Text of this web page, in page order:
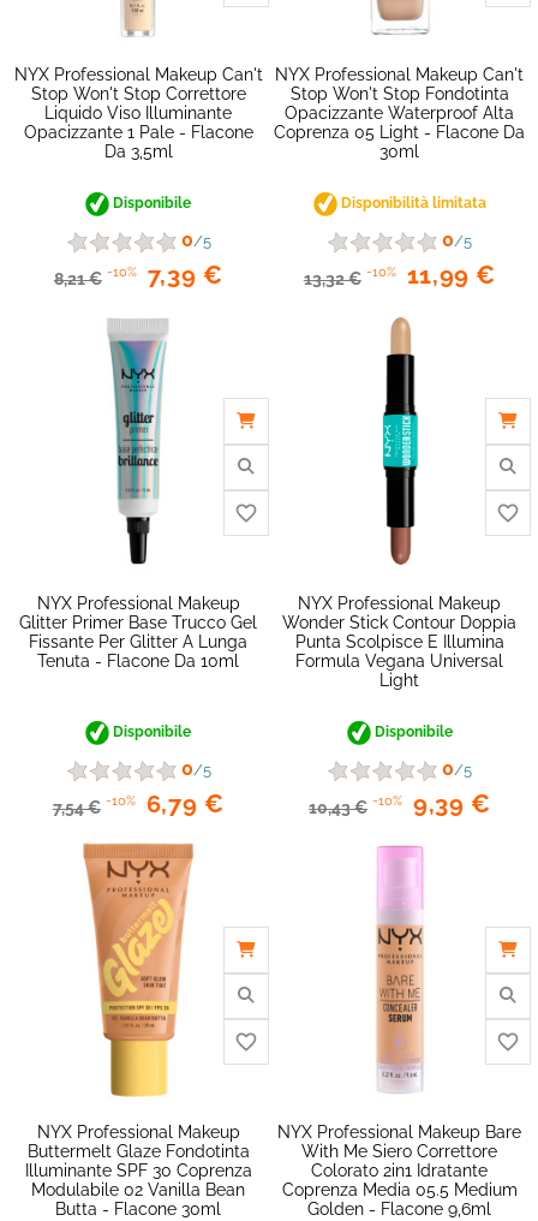
NYX Professional Makeup Can't
Stop Won't Stop Correttore
Liquido Viso Illuminante
Opacizzante 1 Pale - Flacone
Da 3,5ml
Disponibile
0/5
8,21 € -10% 7,39 €
NYX Professional Makeup Can't
Stop Won't Stop Fondotinta
Opacizzante Waterproof Alta
Coprenza 05 Light - Flacone Da
30ml
Disponibilità limitata
0/5
13,32 € -10% 11,99 €
NYX Professional Makeup
Glitter Primer Base Trucco Gel
Fissante Per Glitter A Lunga
Tenuta - Flacone Da 10ml
Disponibile
0/5
7,54 € -10% 6,79 €
NYX Professional Makeup
Wonder Stick Contour Doppia
Punta Scolpisce E Illumina
Formula Vegana Universal
Light
Disponibile
0/5
10,43 € -10% 9,39 €
NYX Professional Makeup
Buttermelt Glaze Fondotinta
Illuminante SPF 30 Coprenza
Modulabile 02 Vanilla Bean
Butta - Flacone 30ml
NYX Professional Makeup Bare
With Me Siero Correttore
Colorato 2in1 Idratante
Coprenza Media 05.5 Medium
Golden - Flacone 9,6ml